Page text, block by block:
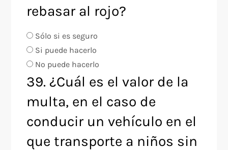
rebasar al rojo?
Sólo si es seguro
Si puede hacerlo
No puede hacerlo
39. ¿Cuál es el valor de la
multa, en el caso de
conducir un vehículo en el
que transporte a niños sin